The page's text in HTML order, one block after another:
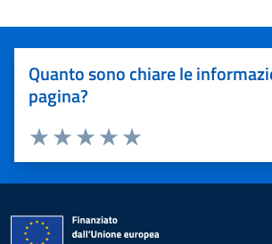
Quanto sono chiare le
pagina?
Valuta 5 stelle su 5
Valuta 4 stelle su 5
Valuta 3 stelle su 5
Valuta 2 stelle su 5
Valuta 1 stelle su 5